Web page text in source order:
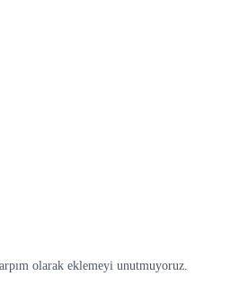
olarak eklemeyi unutmuyoruz.